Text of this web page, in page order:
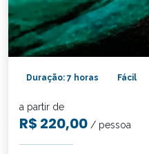
Duração: 7 horas Fácil
a partir de
R$ 220,00 / pessoa